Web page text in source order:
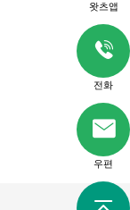
왓츠앱
전화
우편